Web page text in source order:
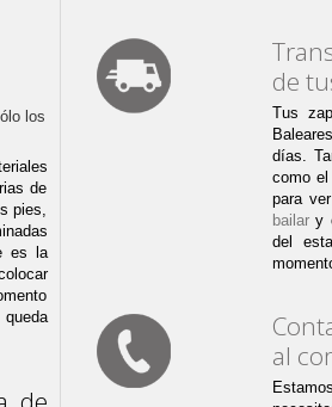
los
de
pies,
es la
de
Tus
días.
como
para
bailary
del
al